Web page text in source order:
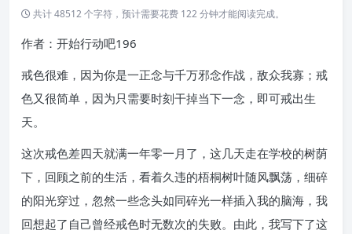
共计 48512 个字符，预计需要花费 122 分钟才能阅读完成。
作者：开始行动吧196
戒色很难，因为你是一正念与千万邪念作战，敌众我寡；戒
色又很简单，因为只需要时刻干掉当下一念，即可戒出生
天。
这次戒色差四天就满一年零一月了，这几天走在学校的树荫
下，回顾之前的生活，看着久违的梧桐树叶随风飘荡，细碎
的阳光穿过，忽然一些念头如同碎光一样插入我的脑海，我
回想起了自己曾经戒色时无数次的失败。由此，我写下了这